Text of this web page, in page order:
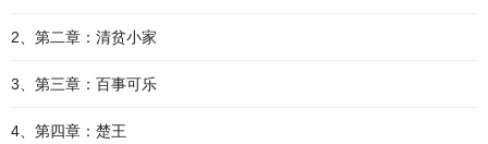
2、第二章：清贫小家
3、第三章：百事可乐
4、第四章：楚王